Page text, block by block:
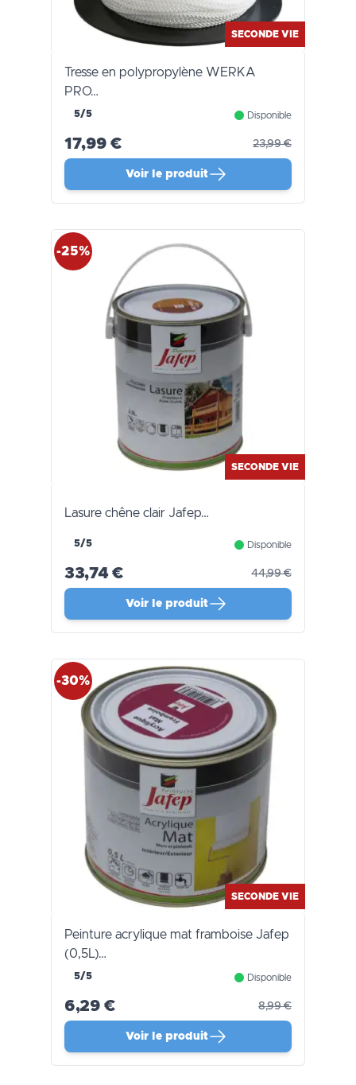
SECONDE VIE
Tresse en polypropylène WERKA
PRO…
5/5 Disponible
17,99 € 23,99 €
Voir le produit
-25%
SECONDE VIE
Lasure chêne clair Jafep…
5/5 Disponible
33,74 € 44,99 €
Voir le produit
-30%
SECONDE VIE
Peinture acrylique mat framboise Jafep
(0,5L)…
5/5 Disponible
6,29 € 8,99 €
Voir le produit